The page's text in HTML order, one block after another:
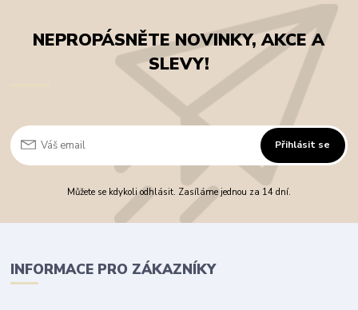
NEPROPÁSNĚTE NOVINKY, AKCE A
SLEVY!
Přihlásit se
Můžete se kdykoli odhlásit. Zasíláme jednou za 14 dní.
INFORMACE PRO ZÁKAZNÍKY